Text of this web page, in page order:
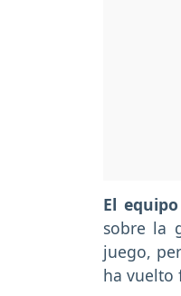
El
sobre la
juego,
ha vuelto